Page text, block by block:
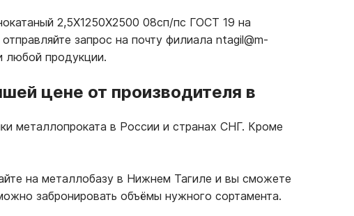
2,5Х1250Х2500 08сп/пс ГОСТ 19 на
запрос на почту филиала ntagil@m-
любой продукции.
цене от производителя в
металлопроката в России и странах СНГ. Кроме
на металлобазу в Нижнем Тагиле и вы сможете
забронировать объёмы нужного сортамента.